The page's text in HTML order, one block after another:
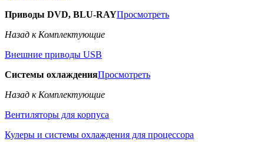
Приводы DVD, BLU-RAYПросмотреть
Назад к Комплектующие
Внешние приводы USB
Системы охлажденияПросмотреть
Назад к Комплектующие
Вентиляторы для корпуса
Кулеры и системы охлаждения для процессора